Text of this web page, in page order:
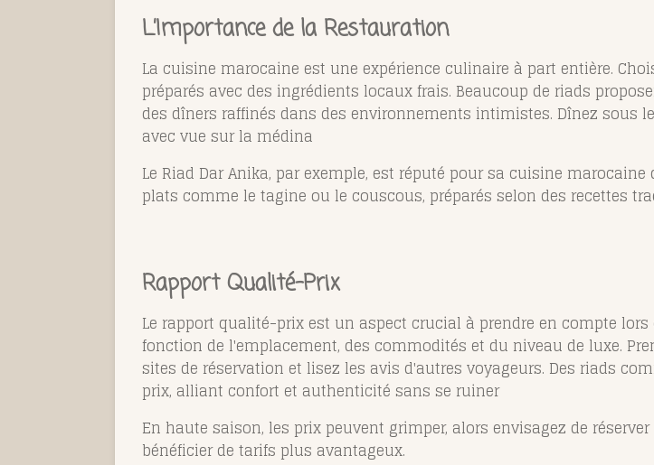
L’Importance de la Restauration
La cuisine marocaine est une expérience culinaire à part entière.
préparés avec des ingrédients locaux frais. Beaucoup de riads
des dîners raffinés dans des environnements intimistes. Dînez sous
avec vue sur la médina​
Le Riad Dar Anika, par exemple, est réputé pour sa cuisine
plats comme le tagine ou le couscous, préparés selon des recettes
Rapport Qualité-Prix
Le rapport qualité-prix est un aspect crucial à prendre en compte
fonction de l'emplacement, des commodités et du niveau de luxe.
sites de réservation et lisez les avis d'autres voyageurs. Des riads
prix, alliant confort et authenticité sans se ruiner​
En haute saison, les prix peuvent grimper, alors envisagez de
bénéficier de tarifs plus avantageux.